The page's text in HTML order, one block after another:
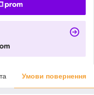
Умови повернення